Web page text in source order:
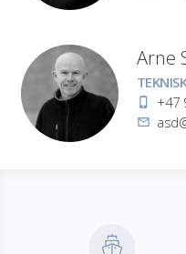
Arne
Stilling
Telefon
+47
E-
Produktområder